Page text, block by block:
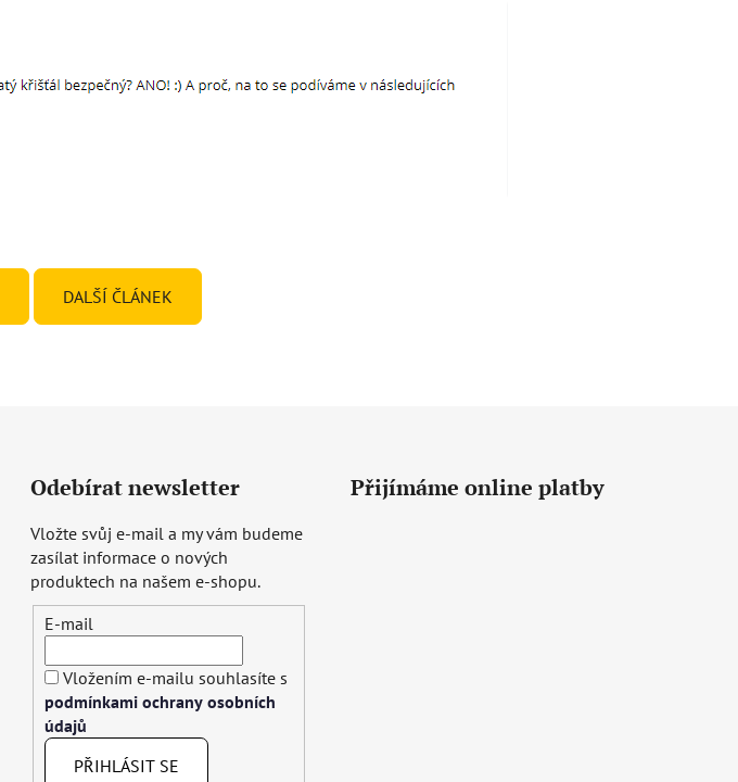
DALŠÍ ČLÁNEK
Odebírat newsletter
Vložte svůj e-mail a my vám budeme
zasílat informace o nových
produktech na našem e-shopu.
E-mail
Vložením e-mailu souhlasíte s
podmínkami ochrany osobních
údajů
PŘIHLÁSIT SE
Přijímáme online platby